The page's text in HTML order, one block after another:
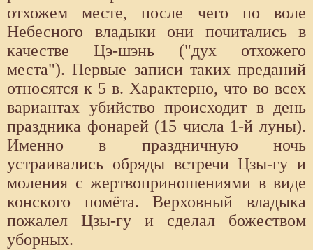
отхожем месте, после чего по воле
Небесного владыки они почитались в
качестве Цэ-шэнь ("дух отхожего
места"). Первые записи таких преданий
относятся к 5 в. Характерно, что во всех
вариантах убийство происходит в день
праздника фонарей (15 числа 1-й луны).
Именно в праздничную ночь
устраивались обряды встречи Цзы-гу и
моления с жертвоприношениями в виде
конского помёта. Верховный владыка
пожалел Цзы-гу и сделал божеством
уборных.